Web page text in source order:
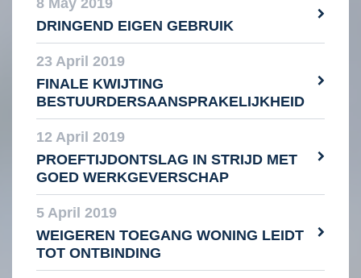
8 May 2019
DRINGEND EIGEN GEBRUIK
23 April 2019
FINALE KWIJTING
BESTUURDERSAANSPRAKELIJKHEID
12 April 2019
PROEFTIJDONTSLAG IN STRIJD MET
GOED WERKGEVERSCHAP
5 April 2019
WEIGEREN TOEGANG WONING LEIDT
TOT ONTBINDING